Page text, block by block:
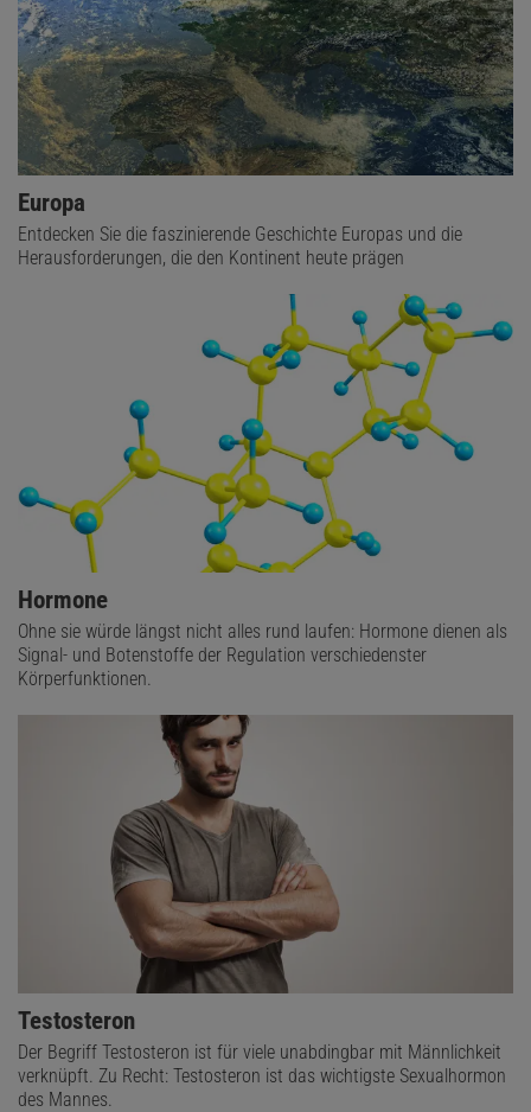
Europa
Entdecken Sie die faszinierende Geschichte Europas und die
Herausforderungen, die den Kontinent heute prägen
Hormone
Ohne sie würde längst nicht alles rund laufen: Hormone dienen als
Signal- und Botenstoffe der Regulation verschiedenster
Körperfunktionen.
Testosteron
Der Begriff Testosteron ist für viele unabdingbar mit Männlichkeit
verknüpft. Zu Recht: Testosteron ist das wichtigste Sexualhormon
des Mannes.